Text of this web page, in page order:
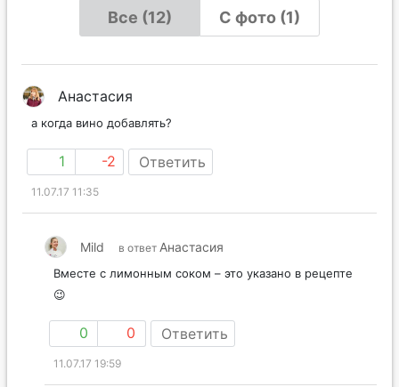
Все (12)
С фото (1)
Анастасия
а когда вино добавлять?
1 -2 Ответить
11.07.17 11:35
Mild в ответ Анастасия
Вместе с лимонным соком – это указано в рецепте
😉
0 0 Ответить
11.07.17 19:59